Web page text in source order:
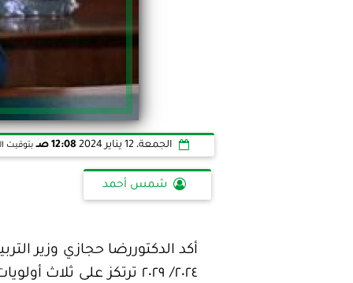
الجمعة، 12 يناير 2024 12:08 صـ بتوقيت
شمس أحمد
أكد الدكتوررضا حجازي وزير
٢٠٢٤/ ٢٠٢٩ ترتكز على